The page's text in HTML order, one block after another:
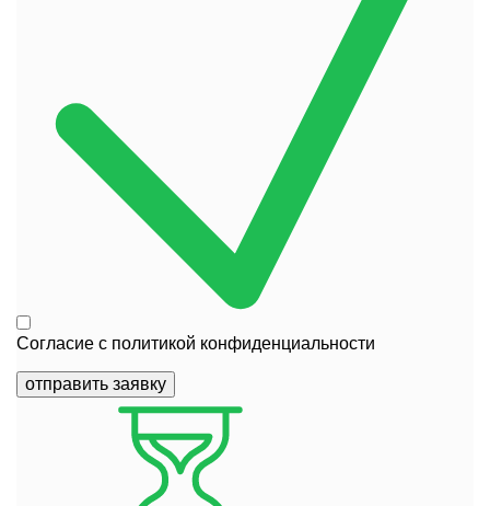
Согласие с политикой конфиденциальности
отправить заявку